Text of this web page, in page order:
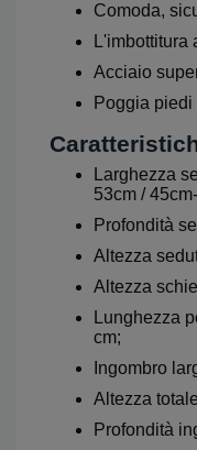
Comoda,
L'imbottitura
Acciaio
Poggia
Larghezza
53cm /
Profondità
Altezza
Altezza
Lunghezza
cm;
Ingombro
Altezza
Profondità